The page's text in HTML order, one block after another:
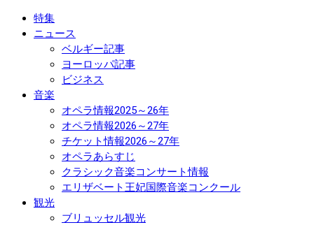
特集
ニュース
ベルギー記事
ヨーロッパ記事
ビジネス
音楽
オペラ情報2025～26年
オペラ情報2026～27年
チケット情報2026～27年
オペラあらすじ
クラシック音楽コンサート情報
エリザベート王妃国際音楽コンクール
観光
ブリュッセル観光